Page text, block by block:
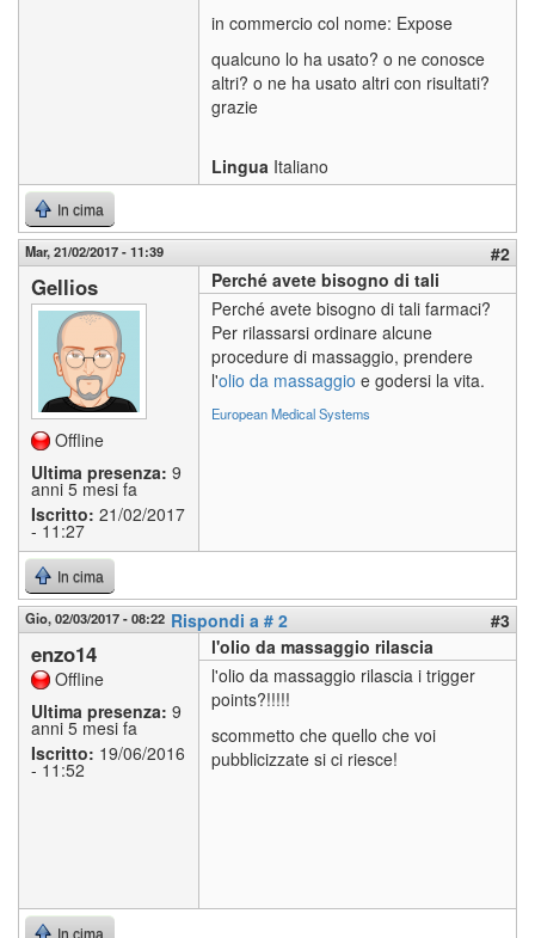
in commercio col nome: Expose
qualcuno lo ha usato? o ne conosce
altri? o ne ha usato altri con risultati?
grazie
Lingua Italiano
In cima
Mar, 21/02/2017 - 11:39 #2
Gellios
Offline
Ultima presenza: 9
anni 5 mesi fa
Iscritto: 21/02/2017
- 11:27
Perché avete bisogno di tali
Perché avete bisogno di tali farmaci?
Per rilassarsi ordinare alcune
procedure di massaggio, prendere
l'olio da massaggio e godersi la vita.
European Medical Systems
In cima
Gio, 02/03/2017 - 08:22 Rispondi a # 2 #3
enzo14
Offline
Ultima presenza: 9
anni 5 mesi fa
Iscritto: 19/06/2016
- 11:52
l'olio da massaggio rilascia
l'olio da massaggio rilascia i trigger
points?!!!!!
scommetto che quello che voi
pubblicizzate si ci riesce!
In cima